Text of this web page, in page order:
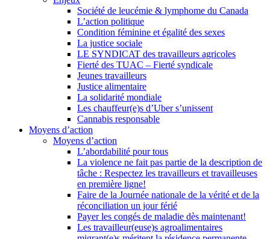
Société de leucémie & lymphome du Canada
L’action politique
Condition féminine et égalité des sexes
La justice sociale
LE SYNDICAT des travailleurs agricoles
Fierté des TUAC – Fierté syndicale
Jeunes travailleurs
Justice alimentaire
La solidarité mondiale
Les chauffeur(e)s d’Uber s’unissent
Cannabis responsable
Moyens d’action
Moyens d’action
L’abordabilité pour tous
La violence ne fait pas partie de la description de
tâche : Respectez les travailleurs et travailleuses
en première ligne!
Faire de la Journée nationale de la vérité et de la
réconciliation un jour férié
Payer les congés de maladie dès maintenant!
Les travailleur(euse)s agroalimentaires